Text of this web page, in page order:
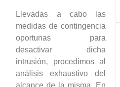
Llevadas a cabo las
medidas de contingencia
oportunas para
desactivar dicha
intrusión, procedimos al
análisis exhaustivo del
alcance de la misma. En